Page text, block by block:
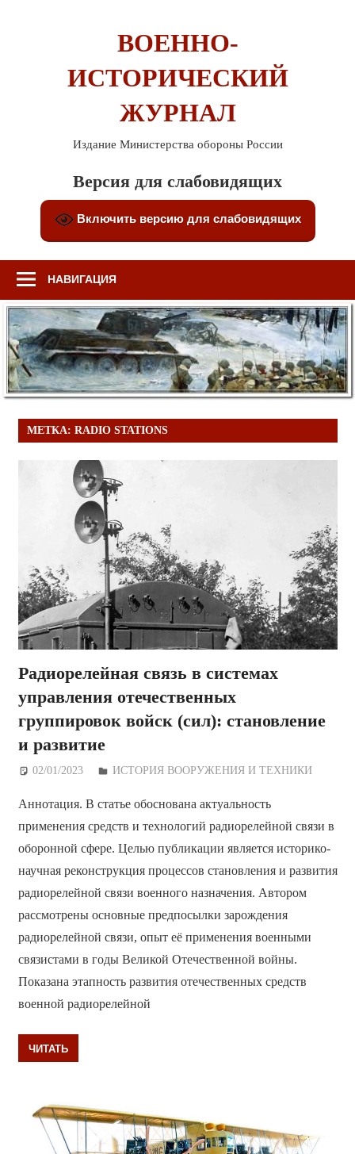
ВОЕННО-
ИСТОРИЧЕСКИЙ
ЖУРНАЛ
Издание Министерства обороны России
Версия для слабовидящих
Включить версию для слабовидящих
НАВИГАЦИЯ
МЕТКА: RADIO STATIONS
Радиорелейная связь в системах
управления отечественных
группировок войск (сил): становление
и развитие
02/01/2023 Дежурный по Редакции
ИСТОРИЯ ВООРУЖЕНИЯ И ТЕХНИКИ
Аннотация. В статье обоснована актуальность
применения средств и технологий радиорелейной связи в
оборонной сфере. Целью публикации является историко-
научная реконструкция процессов становления и развития
радиорелейной связи военного назначения. Автором
рассмотрены основные предпосылки зарождения
радиорелейной связи, опыт её применения военными
связистами в годы Великой Отечественной войны.
Показана этапность развития отечественных средств
военной радиорелейной
ЧИТАТЬ